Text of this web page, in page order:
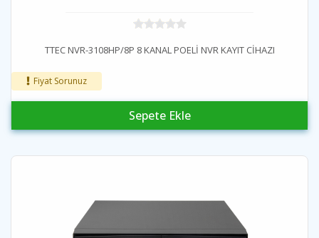
TTEC NVR-3108HP/8P 8 KANAL POELİ NVR KAYIT CİHAZI
Fiyat Sorunuz
Sepete Ekle